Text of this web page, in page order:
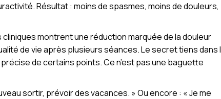
Résultat : moins de spasmes, moins de douleurs,
montrent une réduction marquée de la douleur
de vie après plusieurs séances. Le secret tiens dans
de certains points. Ce n’est pas une baguette
sortir, prévoir des vacances. » Ou encore : « Je me